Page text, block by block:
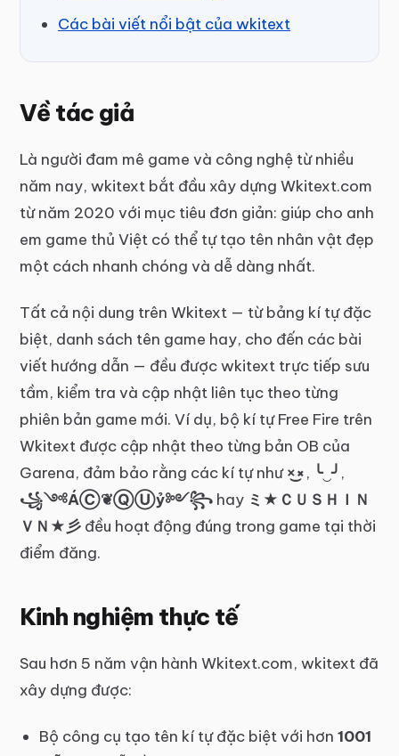
Các bài viết nổi bật của wkitext
Về tác giả
Là người đam mê game và công nghệ từ nhiều
năm nay, wkitext bắt đầu xây dựng Wkitext.com
từ năm 2020 với mục tiêu đơn giản: giúp cho anh
em game thủ Việt có thể tự tạo tên nhân vật đẹp
một cách nhanh chóng và dễ dàng nhất.
Tất cả nội dung trên Wkitext — từ bảng kí tự đặc
biệt, danh sách tên game hay, cho đến các bài
viết hướng dẫn — đều được wkitext trực tiếp sưu
tầm, kiểm tra và cập nhật liên tục theo từng
phiên bản game mới. Ví dụ, bộ kí tự Free Fire trên
Wkitext được cập nhật theo từng bản OB của
Garena, đảm bảo rằng các kí tự như×͜×, ╰‿╯ ,
꧁༺ÁⒸ❦ⓆⓊỷ༻꧂ hay ミ★ＣＵＳＨＩＮ
ＶＮ★彡 đều hoạt động đúng trong game tại thời
điểm đăng.
Kinh nghiệm thực tế
Sau hơn 5 năm vận hành Wkitext.com, wkitext đã
xây dựng được:
Bộ công cụ tạo tên kí tự đặc biệt với hơn 1001